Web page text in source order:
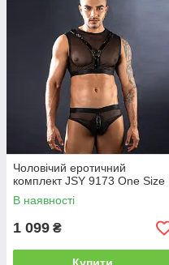
Чоловічий еротичний
комплект JSY 9173 One Size
В наявності
1 099 ₴